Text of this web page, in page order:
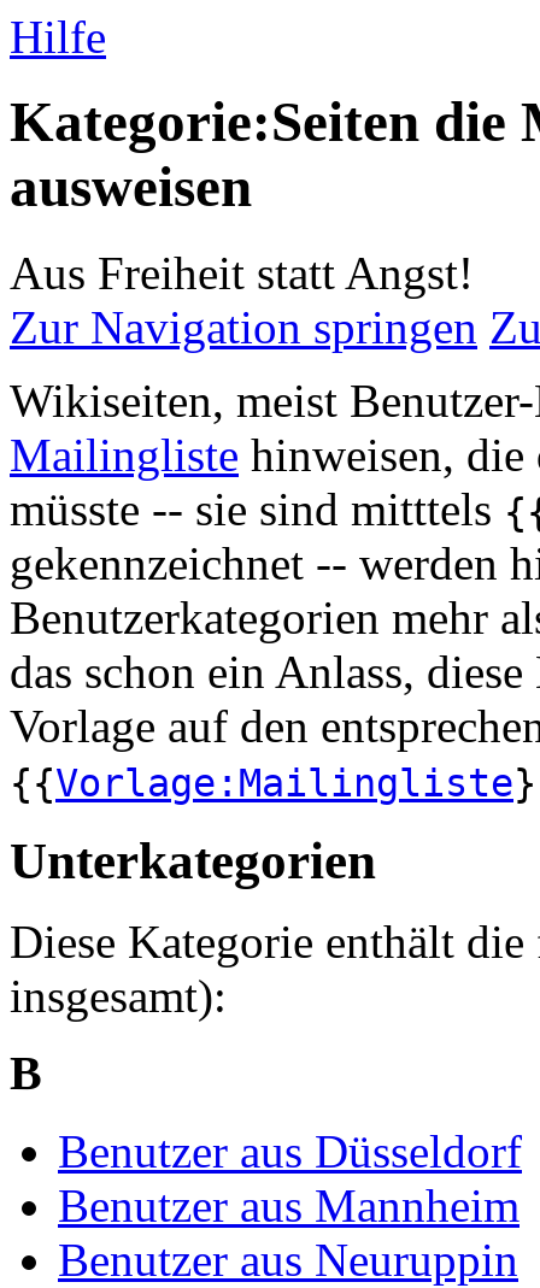
Hilfe
Kategorie:Seiten die
ausweisen
Aus Freiheit statt Angst!
Zur Navigation springen
Wikiseiten, meist
Mailingliste hinweisen, die
müsste -- sie sind mitttels
gekennzeichnet -- werden
Benutzerkategorien mehr
das schon ein Anlass,
Vorlage auf den
{{Vorlage:Mailingliste
Unterkategorien
Diese Kategorie enthält
insgesamt):
B
Benutzer aus Düsseldorf
Benutzer aus Mannheim
Benutzer aus Neuruppin